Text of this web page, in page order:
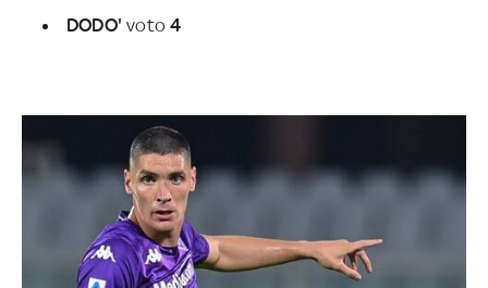
DODO' voto4